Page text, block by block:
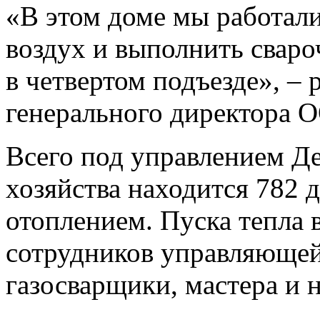
«В этом доме мы
воздух и выполнить
в четвертом подъезде», –
генерального
Всего под управлением
хозяйства находится 782
отоплением. Пуска тепла
сотрудников
газосварщики, мастера и